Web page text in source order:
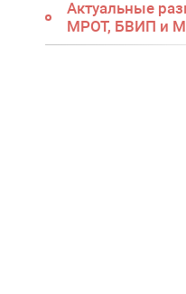
Актуальные
МРОТ, БВИП и